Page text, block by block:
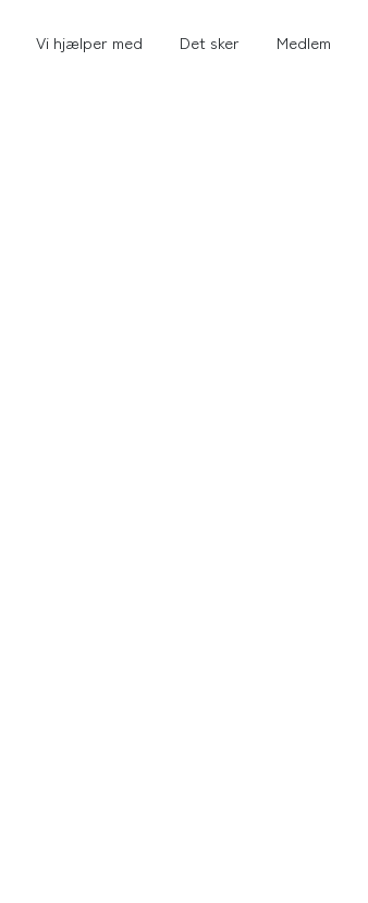
Vi hjælper med Det sker Medlem